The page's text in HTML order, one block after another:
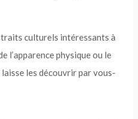
traits culturels intéressants à
l’apparence physique ou le
les découvrir par vous-